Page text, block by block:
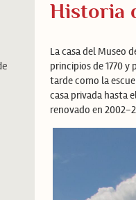
Historia
La casa del Museo
principios de 1770
tarde como la
casa privada hasta
renovado en 2002-